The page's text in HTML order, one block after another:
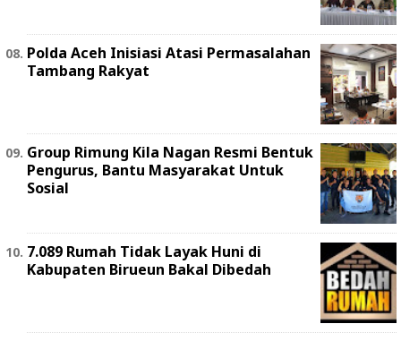
Polda Aceh Inisiasi Atasi Permasalahan
Tambang Rakyat
Group Rimung Kila Nagan Resmi Bentuk
Pengurus, Bantu Masyarakat Untuk
Sosial
7.089 Rumah Tidak Layak Huni di
Kabupaten Birueun Bakal Dibedah